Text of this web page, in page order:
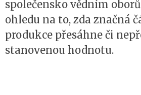
společensko vědním
ohledu na to, zda značná
produkce přesáhne či
stanovenou hodnotu.